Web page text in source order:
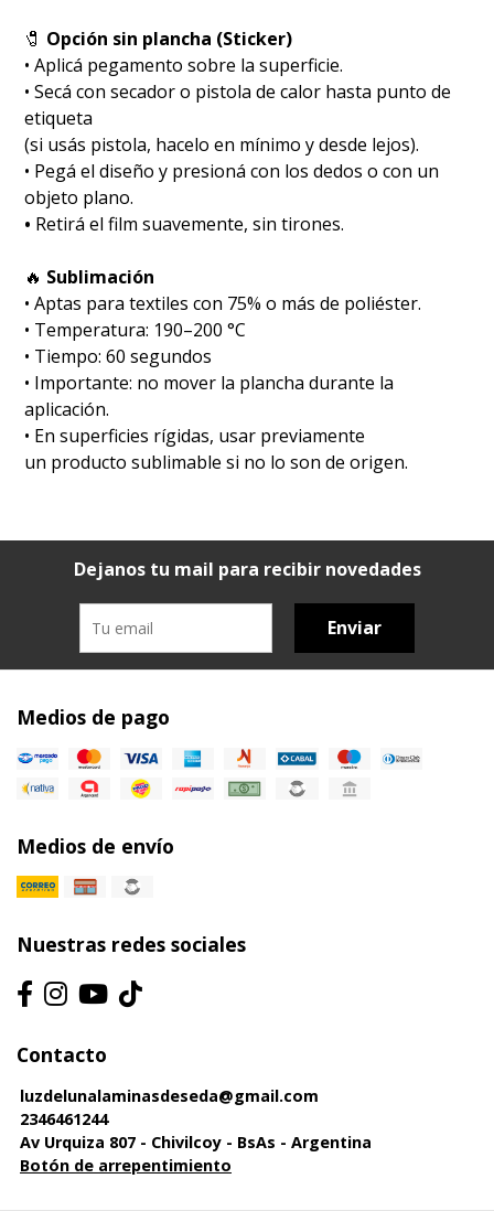
🧷 Opción sin plancha (Sticker)
• Aplicá pegamento sobre la superficie.
• Secá con secador o pistola de calor hasta punto de
etiqueta
(si usás pistola, hacelo en mínimo y desde lejos).
• Pegá el diseño y presioná con los dedos o con un
objeto plano.
• Retirá el film suavemente, sin tirones.
🔥 Sublimación
•⁠ ⁠Aptas para textiles con 75% o más de poliéster.
•⁠ ⁠Temperatura: 190–200 °C
•⁠ ⁠Tiempo: 60 segundos
•⁠ ⁠Importante: no mover la plancha durante la
aplicación.
•⁠ ⁠En superficies rígidas, usar previamente
un producto sublimable si no lo son de origen.
Dejanos tu mail para recibir novedades
Enviar
Medios de pago
Medios de envío
Nuestras redes sociales
Contacto
luzdelunalaminasdeseda@gmail.com
2346461244
Av Urquiza 807 - Chivilcoy - BsAs - Argentina
Botón de arrepentimiento